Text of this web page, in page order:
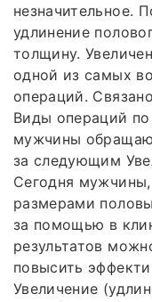
незначительное.
удлинение
толщину.
одной из самых
операций.
Виды операций
мужчины
за следующим
Сегодня
размерами
за помощью в
результатов
повысить
Увеличение